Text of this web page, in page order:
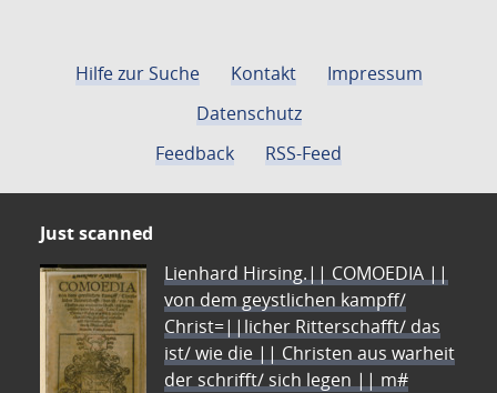
Hilfe zur Suche Kontakt
Impressum
Datenschutz
Feedback
RSS-Feed
Just scanned
Lienhard Hirsing.|| COMOEDIA ||
von dem geystlichen kampff/
Christ=||licher Ritterschafft/ das
ist/ wie die || Christen aus warheit
der schrifft/ sich legen || m#